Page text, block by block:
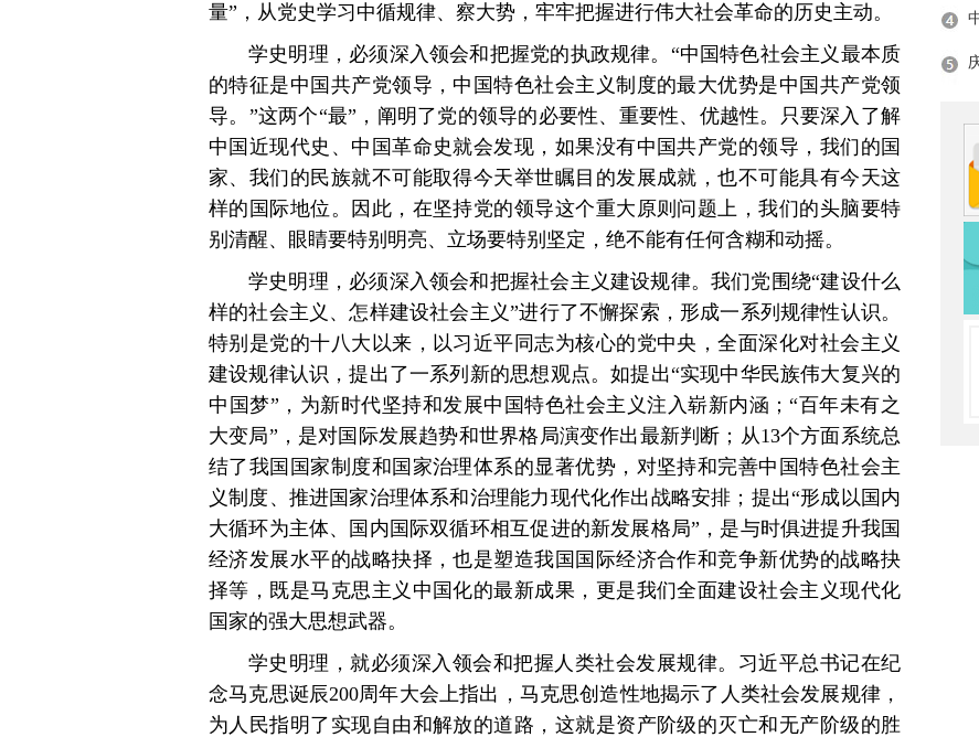
量”，从党史学习中循规律、察大势，牢牢把握进行伟大社会革命的历史主动。
学史明理，必须深入领会和把握党的执政规律。“中国特色社会主义最本质
的特征是中国共产党领导，中国特色社会主义制度的最大优势是中国共产党领
导。”这两个“最”，阐明了党的领导的必要性、重要性、优越性。只要深入了解
中国近现代史、中国革命史就会发现，如果没有中国共产党的领导，我们的国
家、我们的民族就不可能取得今天举世瞩目的发展成就，也不可能具有今天这
样的国际地位。因此，在坚持党的领导这个重大原则问题上，我们的头脑要特
别清醒、眼睛要特别明亮、立场要特别坚定，绝不能有任何含糊和动摇。
学史明理，必须深入领会和把握社会主义建设规律。我们党围绕“建设什么
样的社会主义、怎样建设社会主义”进行了不懈探索，形成一系列规律性认识。
特别是党的十八大以来，以习近平同志为核心的党中央，全面深化对社会主义
建设规律认识，提出了一系列新的思想观点。如提出“实现中华民族伟大复兴的
中国梦”，为新时代坚持和发展中国特色社会主义注入崭新内涵；“百年未有之
大变局”，是对国际发展趋势和世界格局演变作出最新判断；从13个方面系统总
结了我国国家制度和国家治理体系的显著优势，对坚持和完善中国特色社会主
义制度、推进国家治理体系和治理能力现代化作出战略安排；提出“形成以国内
大循环为主体、国内国际双循环相互促进的新发展格局”，是与时俱进提升我国
经济发展水平的战略抉择，也是塑造我国国际经济合作和竞争新优势的战略抉
择等，既是马克思主义中国化的最新成果，更是我们全面建设社会主义现代化
国家的强大思想武器。
学史明理，就必须深入领会和把握人类社会发展规律。习近平总书记在纪
念马克思诞辰200周年大会上指出，马克思创造性地揭示了人类社会发展规律，
为人民指明了实现自由和解放的道路，这就是资产阶级的灭亡和无产阶级的胜